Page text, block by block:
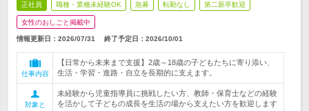
正社員 職種・業種未経験OK 急募 転勤なし 第二新卒歓迎
女性のおしごと掲載中
情報更新日：2026/07/31 終了予定日： 2026/10/01
仕事内容
【日常から未来まで支援】2歳～18歳の子どもたちに寄り添い、
生活・学習・進路・自立を長期的に支えます。
対象と
未経験から児童指導員に挑戦したい方、教師・保育士などの経験
を活かして子どもの成長を生活の場から支えたい方を歓迎します